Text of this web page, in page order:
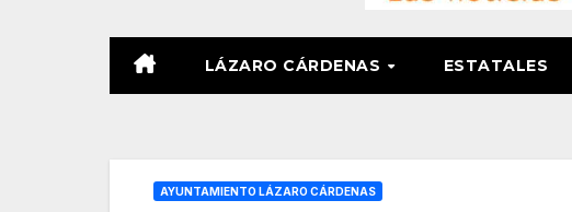
LÁZARO CÁRDENAS ESTATALES
AYUNTAMIENTO LÁZARO CÁRDENAS